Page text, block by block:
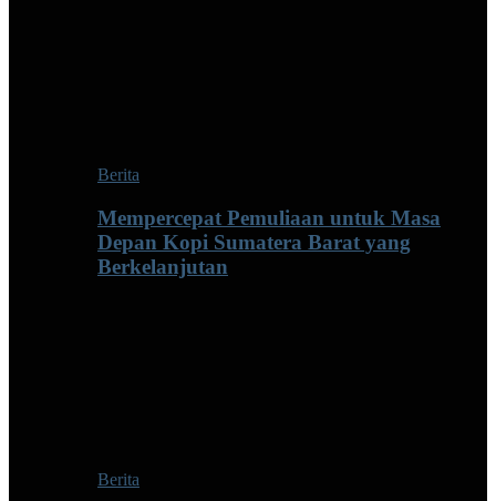
Berita
Mempercepat Pemuliaan untuk Masa
Depan Kopi Sumatera Barat yang
Berkelanjutan
Berita